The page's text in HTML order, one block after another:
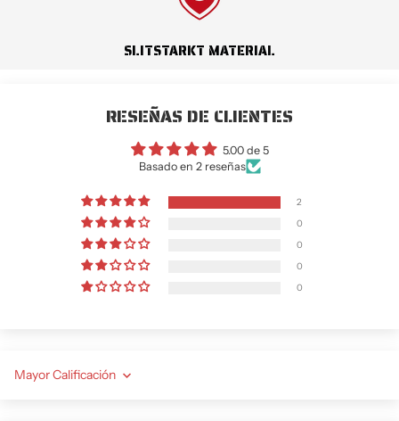
SLITSTARKT MATERIAL
RESEÑAS DE CLIENTES
5.00 de 5
Basado en 2 reseñas
2
0
0
0
0
Sort by